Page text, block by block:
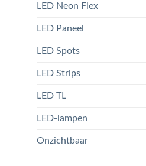
LED Neon Flex
LED Paneel
LED Spots
LED Strips
LED TL
LED-lampen
Onzichtbaar